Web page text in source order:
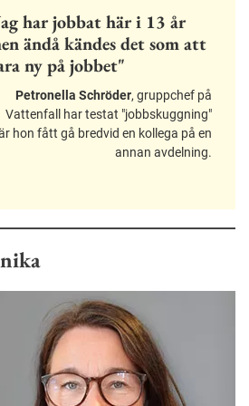
har jobbat här i 13 år
ändå kändes det som att
ny på jobbet"
Petronella Schröder, gruppchef på
Vattenfall har testat "jobbskuggning"
hon fått gå bredvid en kollega på en
annan avdelning.